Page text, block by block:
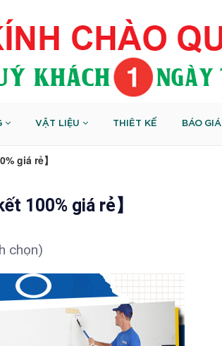
VẬT LIỆU THIÊT KẾ BÁO GIÁ
giá rẻ】
100% giá rẻ】
chọn)